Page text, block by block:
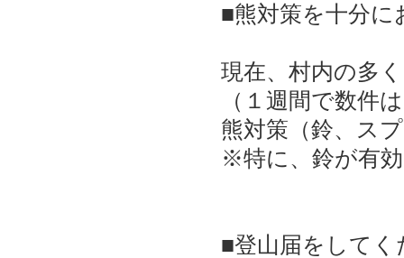
■熊対策を十分に
現在、村内の多
（１週間で数件
熊対策（鈴、ス
※特に、鈴が有
■登山届をしてく